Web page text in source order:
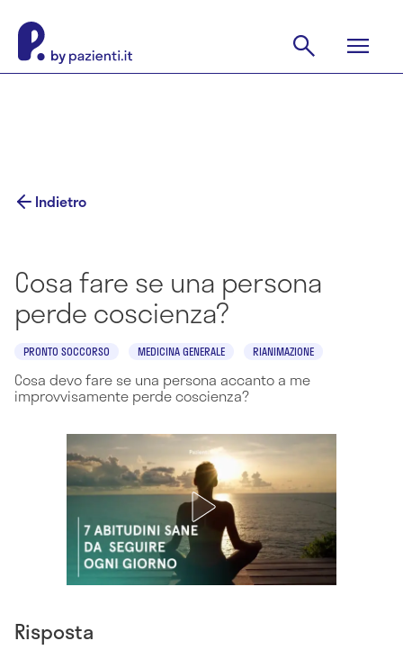
Indietro
Cosa fare se una persona
perde coscienza?
PRONTO SOCCORSO MEDICINA GENERALE RIANIMAZIONE
Cosa devo fare se una persona accanto a me
improvvisamente perde coscienza?
Risposta